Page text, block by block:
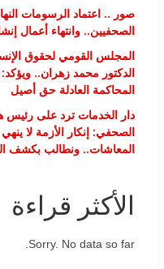
صور .. اعتماد الرسومات
الصحفيين.. وانتهاء أعمال
المجلس القومي لحقوق
الدكتور محمد زهران.. ويؤكد:
المحاكمة العادلة حق أصيل
دار الخدمات ترد على رئيس
الصحفي: إنكار الأزمة لا
المعاشات.. ونطالب بكشف
الأكثر قراءة
Sorry. No data so far.